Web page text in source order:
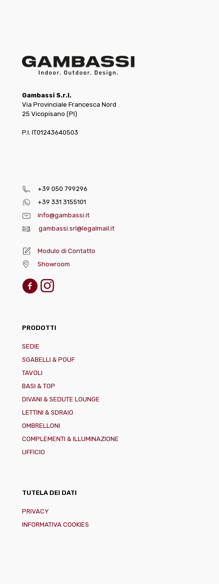
Gambassi S.r.l.
Via Provinciale Francesca Nord
25 Vicopisano (PI)
P.I. IT01243640503
+39 050 799296
+39 331 3155101
info@gambassi.it
gambassi.srl@legalmail.it
Modulo di Contatto
Showroom
PRODOTTI
SEDIE
SGABELLI & POUF
TAVOLI
BASI & TOP
DIVANI & SEDUTE LOUNGE
LETTINI & SDRAIO
OMBRELLONI
COMPLEMENTI & ILLUMINAZIONE
UFFICIO
TUTELA DEI DATI
PRIVACY
INFORMATIVA COOKIES